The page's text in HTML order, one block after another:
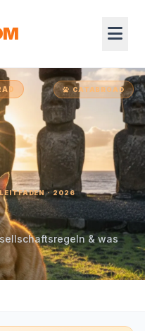
CATABROAD
· 2026
& was